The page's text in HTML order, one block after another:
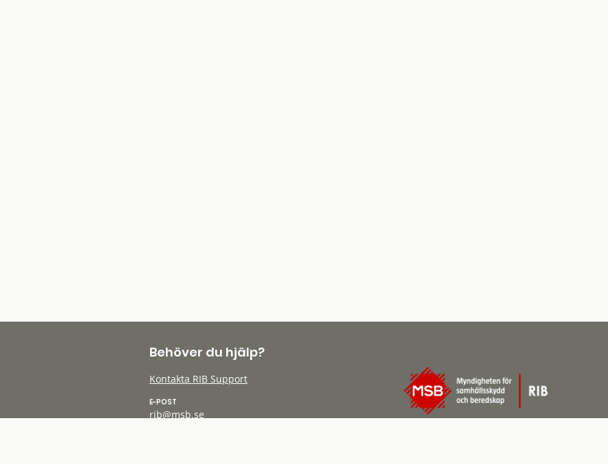
Behöver du hjälp?
Kontakta RIB Support
E-POST
rib@msb.se